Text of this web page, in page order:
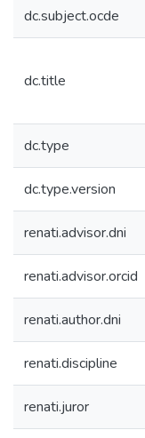
dc.subject.ocde
dc.title
dc.type
dc.type.version
renati.advisor.dni
renati.advisor.orcid
renati.author.dni
renati.discipline
renati.juror